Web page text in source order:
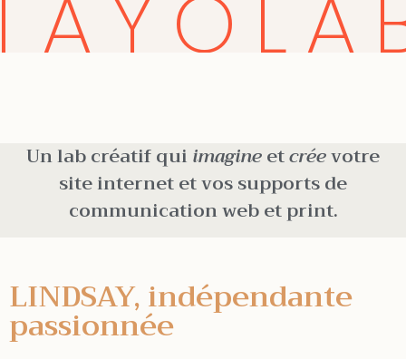
Un lab créatif qui imagineetcréevotre
site internet et vos supports de
communication web et print.
LINDSAY, indépendante
passionnée